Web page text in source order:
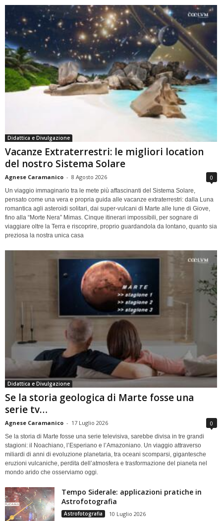
Didattica e Divulgazione
Vacanze Extraterrestri: le migliori location
del nostro Sistema Solare
Agnese Caramanico - 8 Agosto 2026 0
Un viaggio immaginario tra le mete più affascinanti del Sistema Solare,
pensato come una vera e propria guida alle vacanze extraterrestri: dalla Luna
romantica agli asteroidi solitari, dai super-vulcani di Marte alle lune di Giove,
fino alla “Morte Nera” Mimas. Cinque itinerari impossibili, per sognare di
viaggiare oltre la Terra e riscoprire, proprio guardandola da lontano, quanto sia
preziosa la nostra unica casa
Didattica e Divulgazione
Se la storia geologica di Marte fosse una
serie tv…
Agnese Caramanico - 17 Luglio 2026 0
Se la storia di Marte fosse una serie televisiva, sarebbe divisa in tre grandi
stagioni: il Noachiano, l’Esperiano e l’Amazoniano. Un viaggio attraverso
miliardi di anni di evoluzione planetaria, tra oceani scomparsi, gigantesche
eruzioni vulcaniche, perdita dell’atmosfera e trasformazione del pianeta nel
mondo arido che osserviamo oggi.
Tempo Siderale: applicazioni pratiche in
Astrofotografia
Astrofotografia 10 Luglio 2026